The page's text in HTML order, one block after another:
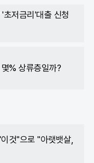
초저금리'대출 신청
% 상류층일까?
것"으로 "아랫뱃살,